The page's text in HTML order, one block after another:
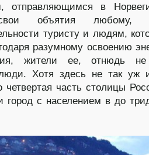
отправляющимся в
объятия любому,
туристу и людям,
разумному освоению
жители ее, отнюдь
Хотя здесь не так уж
четвертая часть столицы
город с населением в до